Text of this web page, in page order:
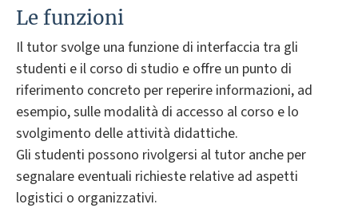
Le funzioni
Il tutor svolge una funzione di interfaccia tra gli
studenti e il corso di studio e offre un punto di
riferimento concreto per reperire informazioni, ad
esempio, sulle modalità di accesso al corso e lo
svolgimento delle attività didattiche.
Gli studenti possono rivolgersi al tutor anche per
segnalare eventuali richieste relative ad aspetti
logistici o organizzativi.